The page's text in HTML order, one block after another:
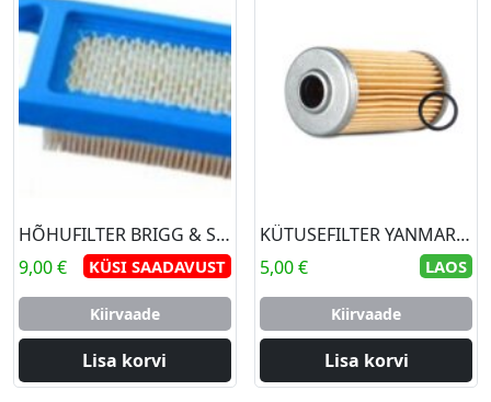
HÕHUFILTER BRIGG & STRATTON 10-13,5 hj
9,00€ KÜSI SAADAVUST
Kiirvaade
Lisa korvi
KÜTUSEFILTER YANMAR MOOTOR
5,00€ LAOS
Kiirvaade
Lisa korvi